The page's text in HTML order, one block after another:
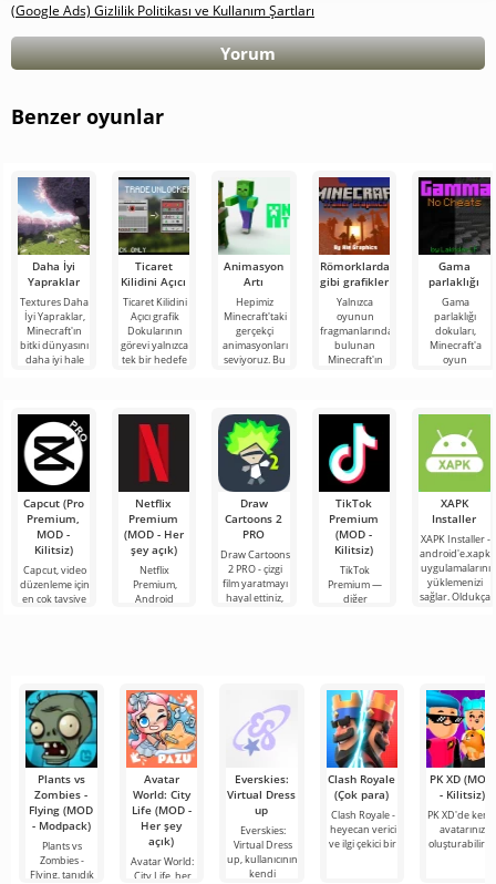
(Google Ads) Gizlilik Politikası ve Kullanım Şartları
Yorum
Benzer oyunlar
Daha İyi
Yapraklar
Textures Daha
İyi Yapraklar,
Minecraft'ın
bitki dünyasını
daha iyi hale
Ticaret
Kilidini Açıcı
Ticaret Kilidini
Açıcı grafik
Dokularının
görevi yalnızca
tek bir hedefe
Animasyon
Artı
Hepimiz
Minecraft'taki
gerçekçi
animasyonları
seviyoruz. Bu
Römorklardaki
gibi grafikler
Yalnızca
oyunun
fragmanlarında
bulunan
Minecraft'ın
gibi
Gama
parlaklığı
Gama
parlaklığı
dokuları,
Minecraft'a
oyun
inanılmaz
Capcut (Pro
Premium,
MOD -
Kilitsiz)
Capcut, video
düzenleme için
en çok tavsiye
Netflix
Premium
(MOD - Her
şey açık)
Netflix
Premium,
Android
Draw
Cartoons 2
PRO
Draw Cartoons
2 PRO - çizgi
film yaratmayı
hayal ettiniz,
TikTok
Premium
(MOD -
Kilitsiz)
TikTok
Premium —
diğer
sağlayan
XAPK
Installer
XAPK Installer -
android'e.xapk
uygulamalarını
yüklemenizi
sağlar. Oldukça
Plants vs
Zombies -
Flying (MOD
- Modpack)
Plants vs
Zombies -
Flying, tanıdık
Avatar
World: City
Life (MOD -
Her şey
açık)
Avatar World:
City Life, her
Everskies:
Virtual Dress
up
Everskies:
Virtual Dress
up, kullanıcının
kendi
Clash Royale
(Çok para)
Clash Royale -
heyecan verici
ve ilgi çekici bir
PK XD (MOD
- Kilitsiz)
PK XD'de
avatarınızı
oluşturabilir